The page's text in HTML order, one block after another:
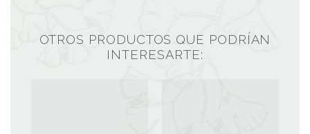
OTROS PRODUCTOS QUE PODRÍAN
INTERESARTE: